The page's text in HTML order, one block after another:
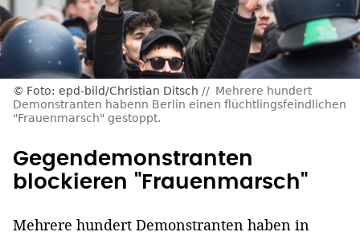
Foto: epd-bild/Christian Ditsch
Mehrere hundert
Demonstranten habenn Berlin einen flüchtlingsfeindlichen
"Frauenmarsch" gestoppt.
Gegendemonstranten
blockieren "Frauenmarsch"
Mehrere hundert Demonstranten haben in